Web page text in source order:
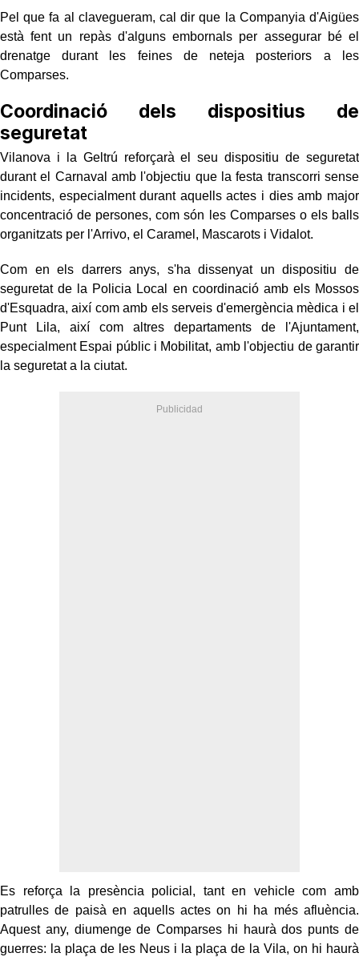
Pel que fa al clavegueram, cal dir que la Companyia d'Aigües
està fent un repàs d'alguns embornals per assegurar bé el
drenatge durant les feines de neteja posteriors a les
Comparses.
Coordinació dels dispositius de
seguretat
Vilanova i la Geltrú reforçarà el seu dispositiu de seguretat
durant el Carnaval amb l'objectiu que la festa transcorri sense
incidents, especialment durant aquells actes i dies amb major
concentració de persones, com són les Comparses o els balls
organitzats per l'Arrivo, el Caramel, Mascarots i Vidalot.
Com en els darrers anys, s'ha dissenyat un dispositiu de
seguretat de la Policia Local en coordinació amb els Mossos
d'Esquadra, així com amb els serveis d'emergència mèdica i el
Punt Lila, així com altres departaments de l'Ajuntament,
especialment Espai públic i Mobilitat, amb l'objectiu de garantir
la seguretat a la ciutat.
Es reforça la presència policial, tant en vehicle com amb
patrulles de paisà en aquells actes on hi ha més afluència.
Aquest any, diumenge de Comparses hi haurà dos punts de
guerres: la plaça de les Neus i la plaça de la Vila, on hi haurà